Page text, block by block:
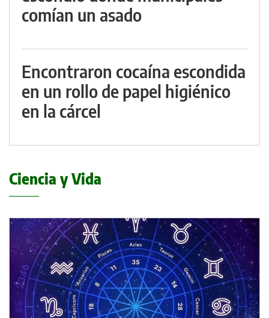
comían un asado
Encontraron cocaína escondida
en un rollo de papel higiénico
en la cárcel
Ciencia y Vida